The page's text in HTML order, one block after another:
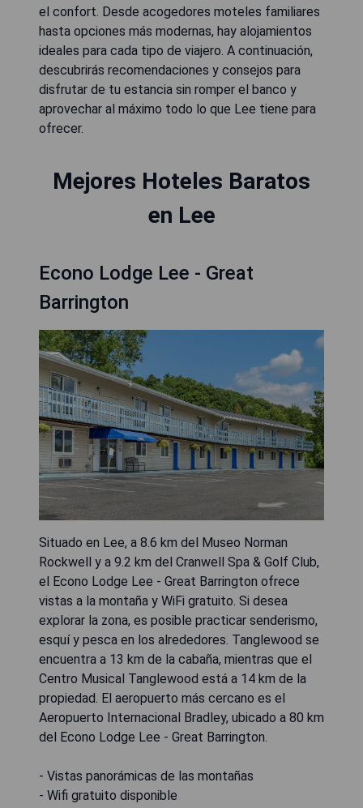
el confort. Desde acogedores moteles familiares
hasta opciones más modernas, hay alojamientos
ideales para cada tipo de viajero. A continuación,
descubrirás recomendaciones y consejos para
disfrutar de tu estancia sin romper el banco y
aprovechar al máximo todo lo que Lee tiene para
ofrecer.
Mejores Hoteles Baratos
en Lee
Econo Lodge Lee - Great
Barrington
Situado en Lee, a 8.6 km del Museo Norman
Rockwell y a 9.2 km del Cranwell Spa & Golf Club,
el Econo Lodge Lee - Great Barrington ofrece
vistas a la montaña y WiFi gratuito. Si desea
explorar la zona, es posible practicar senderismo,
esquí y pesca en los alrededores. Tanglewood se
encuentra a 13 km de la cabaña, mientras que el
Centro Musical Tanglewood está a 14 km de la
propiedad. El aeropuerto más cercano es el
Aeropuerto Internacional Bradley, ubicado a 80 km
del Econo Lodge Lee - Great Barrington.
- Vistas panorámicas de las montañas
- Wifi gratuito disponible